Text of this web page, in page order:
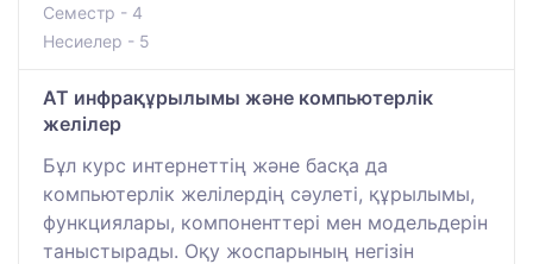
Семестр - 4
Несиелер - 5
АТ инфрақұрылымы және компьютерлік
желілер
Бұл курс интернеттің және басқа да
компьютерлік желілердің сәулеті, құрылымы,
функциялары, компоненттері мен модельдерін
таныстырады. Оқу жоспарының негізін